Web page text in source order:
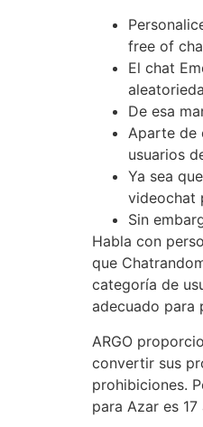
free of
El chat
De esa
Aparte de
usuarios
Ya sea
videochat
Sin
Habla con
que
categoría de
adecuado para
ARGO
convertir sus
prohibiciones.
para Azar es